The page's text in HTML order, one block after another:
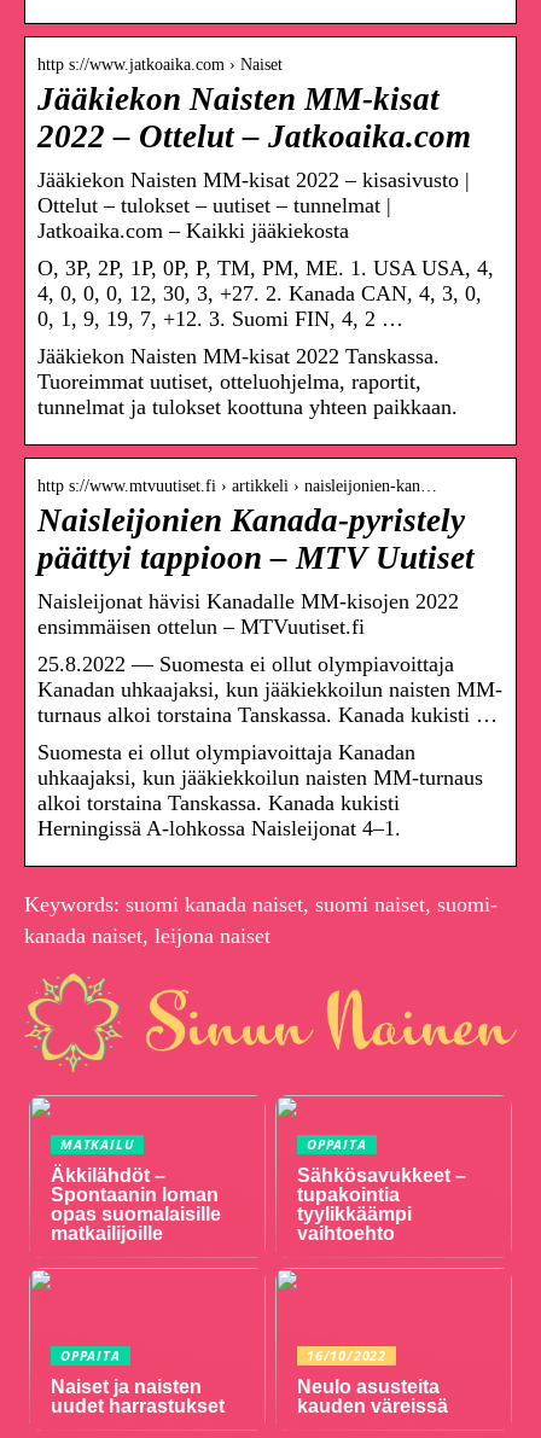
http s://www.jatkoaika.com › Naiset
Jääkiekon Naisten MM-kisat
2022 – Ottelut – Jatkoaika.com
Jääkiekon Naisten MM-kisat 2022 – kisasivusto |
Ottelut – tulokset – uutiset – tunnelmat |
Jatkoaika.com – Kaikki jääkiekosta
O, 3P, 2P, 1P, 0P, P, TM, PM, ME. 1. USA USA, 4,
4, 0, 0, 0, 12, 30, 3, +27. 2. Kanada CAN, 4, 3, 0,
0, 1, 9, 19, 7, +12. 3. Suomi FIN, 4, 2 …
Jääkiekon Naisten MM-kisat 2022 Tanskassa.
Tuoreimmat uutiset, otteluohjelma, raportit,
tunnelmat ja tulokset koottuna yhteen paikkaan.
http s://www.mtvuutiset.fi › artikkeli › naisleijonien-kan…
Naisleijonien Kanada-pyristely
päättyi tappioon – MTV Uutiset
Naisleijonat hävisi Kanadalle MM-kisojen 2022
ensimmäisen ottelun – MTVuutiset.fi
25.8.2022 — Suomesta ei ollut olympiavoittaja
Kanadan uhkaajaksi, kun jääkiekkoilun naisten MM-
turnaus alkoi torstaina Tanskassa. Kanada kukisti …
Suomesta ei ollut olympiavoittaja Kanadan
uhkaajaksi, kun jääkiekkoilun naisten MM-turnaus
alkoi torstaina Tanskassa. Kanada kukisti
Herningissä A-lohkossa Naisleijonat 4–1.
Keywords: suomi kanada naiset, suomi naiset, suomi-
kanada naiset, leijona naiset
MATKAILU
Äkkilähdöt –
Spontaanin loman
opas suomalaisille
matkailijoille
OPPAITA
Sähkösavukkeet –
tupakointia
tyylikkäämpi
vaihtoehto
OPPAITA
Naiset ja naisten
uudet harrastukset
16/10/2022
Neulo asusteita
kauden väreissä